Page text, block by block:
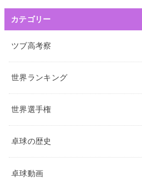
カテゴリー
ツブ高考察
世界ランキング
世界選手権
卓球の歴史
卓球動画